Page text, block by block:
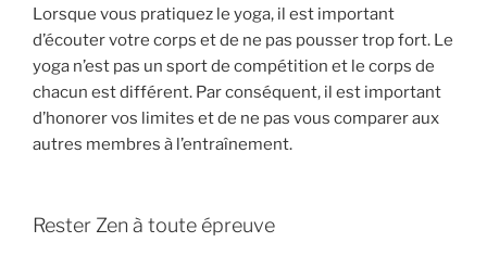
Lorsque vous pratiquez le yoga, il est important
d’écouter votre corps et de ne pas pousser trop fort. Le
yoga n’est pas un sport de compétition et le corps de
chacun est différent. Par conséquent, il est important
d’honorer vos limites et de ne pas vous comparer aux
autres membres à l’entraînement.
Rester Zen à toute épreuve